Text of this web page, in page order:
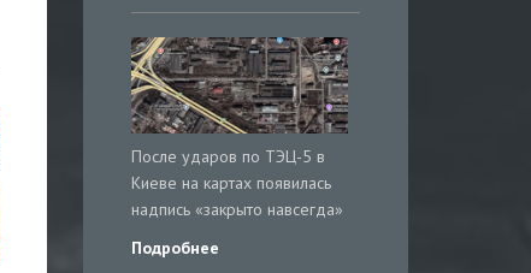
После ударов по ТЭЦ-5 в
Киеве на картах появилась
надпись «закрыто навсегда»
Подробнее